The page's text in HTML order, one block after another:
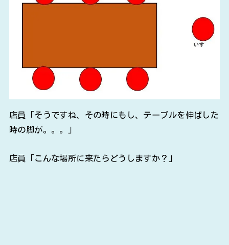
店員「そうですね、その時にもし、テーブルを伸ばした
時の脚が。。。」
店員「こんな場所に来たらどうしますか？」